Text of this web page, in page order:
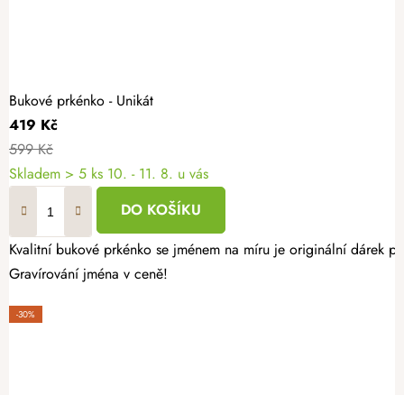
Bukové prkénko - Unikát
419 Kč
599 Kč
Skladem > 5 ks 10. - 11. 8. u vás
DO KOŠÍKU
Kvalitní bukové prkénko se jménem na míru je originální dárek
Gravírování jména v ceně!
-30%